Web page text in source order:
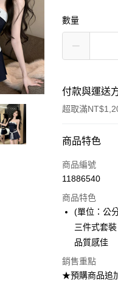
數量
付款與運送
超取滿
付款方式
信用卡一次付款
Apple Pay
ATM付款
運送方式
商品特色
商品編號
11886540
商品特色
(單位：公
三件式套
品質感佳
銷售重點
★預購商品追